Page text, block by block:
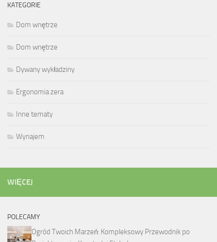
KATEGORIE
Dom wnętrze
Dom wnętrze
Dywany wykładziny
Ergonomia zera
Inne tematy
Wynajem
WIĘCEJ
POLECAMY
Ogród Twoich Marzeń: Kompleksowy Przewodnik po